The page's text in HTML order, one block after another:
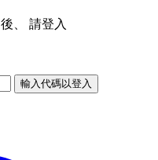
後、 請登入
輸入代碼以登入